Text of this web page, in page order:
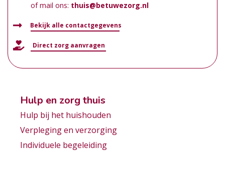
of mail ons: thuis@betuwezorg.nl
Bekijk alle contactgegevens
Direct zorg aanvragen
Hulp en zorg thuis
Hulp bij het huishouden
Verpleging en verzorging
Individuele begeleiding